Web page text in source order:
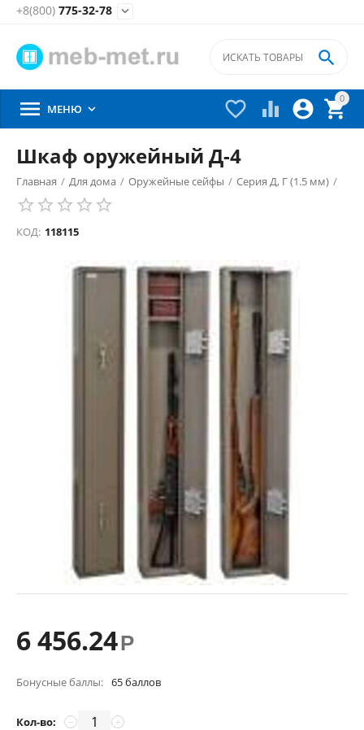
+8(800) 775-32-78 
0


 

 МЕНЮ 
Шкаф оружейный Д-4
Главная / Для дома / Оружейные сейфы / Серия Д, Г (1.5 мм) /
КОД: 118115
6 456.24Р
Бонусные баллы: 65 баллов
Кол-во: +
−